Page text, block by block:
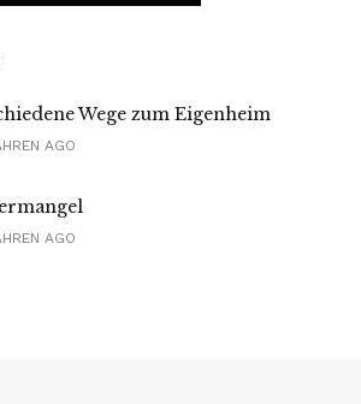
Wege zum Eigenheim
AGO
AGO